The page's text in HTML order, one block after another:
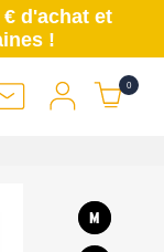
d'achat et
!
0